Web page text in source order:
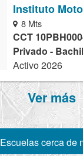
Instituto
8 Mts
CCT
Privado -
Activo 2026
Ver más
Escuelas cerca de